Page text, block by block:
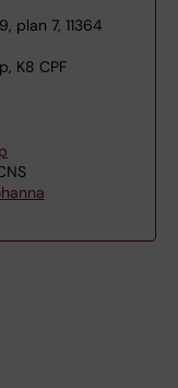
plan 7, 11364
K8 CPF